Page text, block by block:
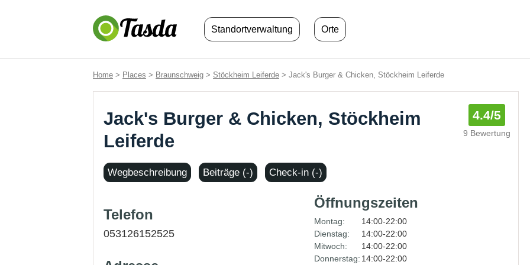
Standortverwaltung Orte
Home > Places > Braunschweig > Stöckheim Leiferde > Jack's Burger & Chicken, Stöckheim Leiferde
Jack's Burger & Chicken, Stöckheim
Leiferde
4.4/5
9 Bewertung
Wegbeschreibung Beiträge (-) Check-in (-)
Telefon
053126152525
Öffnungszeiten
Montag:
14:00-22:00
Dienstag:
14:00-22:00
Mitwoch:
14:00-22:00
Donnerstag: 14:00-22:00